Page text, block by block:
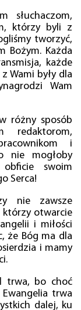
słuchaczom,
którzy byli z
tworzyć,
Bożym. Każda
każde
Wami były dla
Wam
różny sposób
redaktorom,
i
nie mogłoby
swoim
Serca!
nie zawsze
którzy otwarcie
i miłości
że Bóg ma dla
i mamy
trwa, bo choć
trwa
dalej, ku